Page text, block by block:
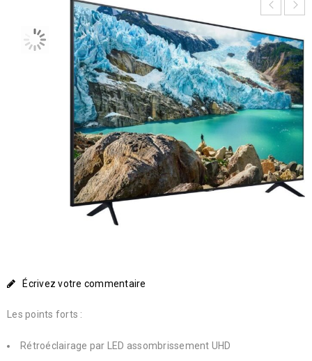
Écrivez votre commentaire
Les points forts :
Rétroéclairage par LED assombrissement UHD